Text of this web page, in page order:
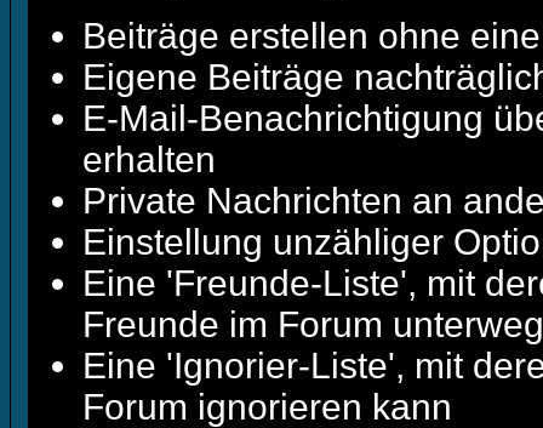
Beiträge erstellen ohne
Eigene Beiträge
E-Mail-Benachrichtigung
erhalten
Private Nachrichten an
Einstellung unzähliger
Eine 'Freunde-Liste', mit
Freunde im Forum
Eine 'Ignorier-Liste', mit
Forum ignorieren kann